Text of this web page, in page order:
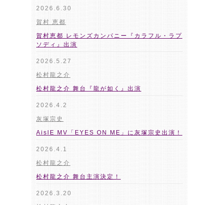
2026.6.30
賀村 恵都
賀村恵都 レモンズカンパニー『カラフル・ラプ
ソディ』出演
2026.5.27
松村龍之介
松村龍之介 舞台『龍が如く』出演
2026.4.2
灰塚宗史
AislE MV「EYES ON ME」に灰塚宗史出演！
2026.4.1
松村龍之介
松村龍之介 舞台主演決定！
2026.3.20